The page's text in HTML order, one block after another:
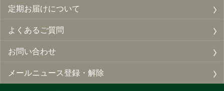
定期お届けについて
よくあるご質問
お問い合わせ
メールニュース登録・解除